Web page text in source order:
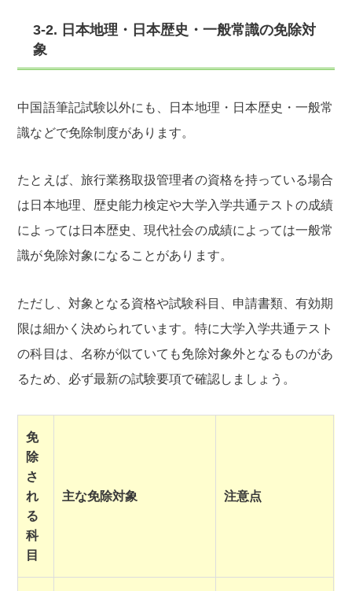
3-2. 日本地理・日本歴史・一般常識の免除対
象
中国語筆記試験以外にも、日本地理・日本歴史・一般常
識などで免除制度があります。
たとえば、旅行業務取扱管理者の資格を持っている場合
は日本地理、歴史能力検定や大学入学共通テストの成績
によっては日本歴史、現代社会の成績によっては一般常
識が免除対象になることがあります。
ただし、対象となる資格や試験科目、申請書類、有効期
限は細かく決められています。特に大学入学共通テスト
の科目は、名称が似ていても免除対象外となるものがあ
るため、必ず最新の試験要項で確認しましょう。
免
除
さ
れ
る
科
目
主な免除対象 注意点